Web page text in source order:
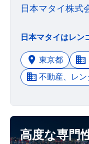
日本マタイ株式
東京都
不動産、レ
高度な専門